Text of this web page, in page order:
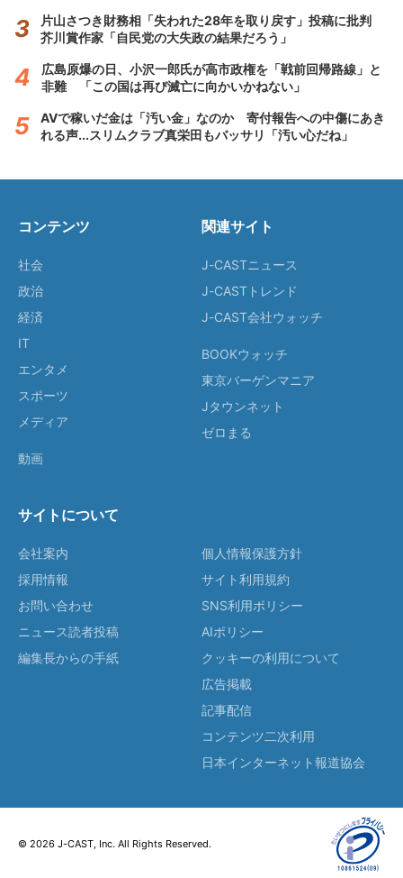
片山さつき財務相「失われた28年を取り戻す」投稿に批判
芥川賞作家「自民党の大失政の結果だろう」
広島原爆の日、小沢一郎氏が高市政権を「戦前回帰路線」と
非難 「この国は再び滅亡に向かいかねない」
AVで稼いだ金は「汚い金」なのか 寄付報告への中傷にあき
れる声...スリムクラブ真栄田もバッサリ「汚い心だね」
コンテンツ
社会
政治
経済
IT
エンタメ
スポーツ
メディア
動画
関連サイト
J-CASTニュース
J-CASTトレンド
J-CAST会社ウォッチ
BOOKウォッチ
東京バーゲンマニア
Jタウンネット
ゼロまる
サイトについて
会社案内
採用情報
お問い合わせ
ニュース読者投稿
編集長からの手紙
個人情報保護方針
サイト利用規約
SNS利用ポリシー
AIポリシー
クッキーの利用について
広告掲載
記事配信
コンテンツ二次利用
日本インターネット報道協会
© 2026 J-CAST, Inc. All Rights Reserved.